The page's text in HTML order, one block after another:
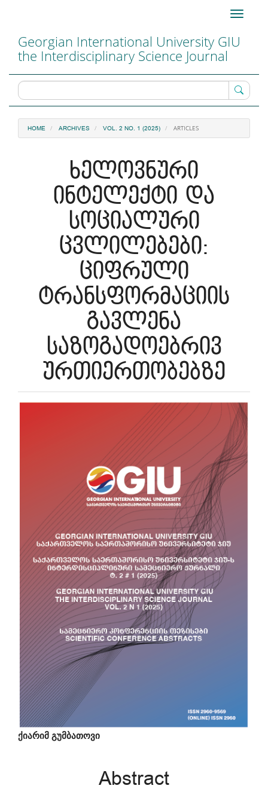
Content
Sidebar
Toggle
Georgian International University GIU
the Interdisciplinary Science Journal
HOME ARCHIVES VOL. 2 NO. 1 (2025) ARTICLES
ხელოვნური
ინტელექტი და
სოციალური
ცვლილებები:
ციფრული
ტრანსფორმაციის
გავლენა
საზოგადოებრივ
ურთიერთობებზე
Main
ქიარიმ გუმბათოვი
Abstract